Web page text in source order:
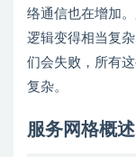
络通信也在增加
逻辑变得相当复
们会失败，所有
复杂。
服务网格概述